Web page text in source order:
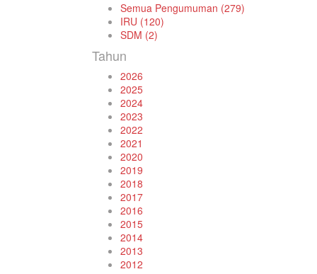
Semua Pengumuman (279)
IRU (120)
SDM (2)
Tahun
2026
2025
2024
2023
2022
2021
2020
2019
2018
2017
2016
2015
2014
2013
2012